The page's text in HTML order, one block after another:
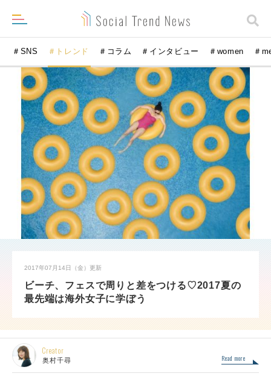
＃SNS ＃トレンド ＃コラム ＃インタビュー ＃women ＃
2017年07月14日（金） 更新
ビーチ、フェスで周りと差をつける♡2017夏の
最先端は海外女子に学ぼう
Creator
奥村千尋 Read more